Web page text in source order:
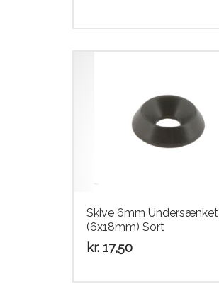
Skive 6mm Undersænket
(6x18mm) Sort
kr. 17,50